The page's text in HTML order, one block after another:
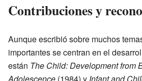
Contribuciones y
Aunque escribió sobre muchos
importantes se centran en el
están The Child: Development from